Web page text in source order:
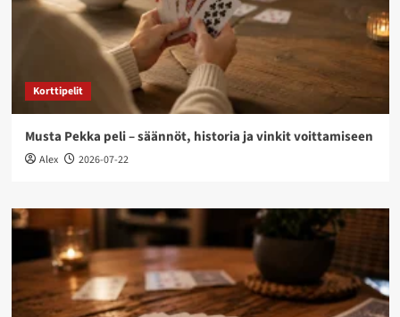
Korttipelit
Musta Pekka peli – säännöt, historia ja vinkit voittamiseen
Alex 2026-07-22